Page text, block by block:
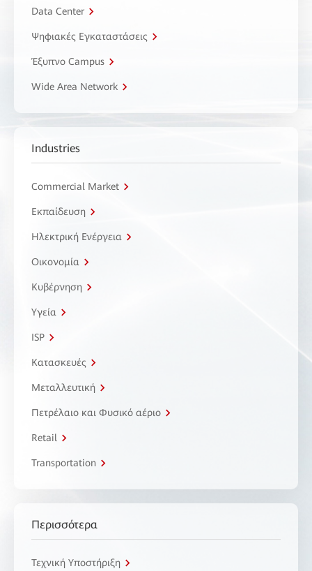
Data Center
Ψηφιακές Εγκαταστάσεις
Έξυπνο Campus
Wide Area Network
Industries
Commercial Market
Εκπαίδευση
Ηλεκτρική Ενέργεια
Οικονομία
Κυβέρνηση
Υγεία
ISP
Κατασκευές
Μεταλλευτική
Πετρέλαιο και Φυσικό αέριο
Retail
Transportation
Περισσότερα
Τεχνική Υποστήριξη